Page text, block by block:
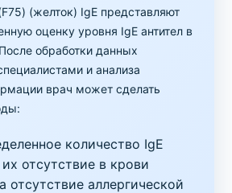
(желток) IgE представляют
оценку уровня IgE антител в
обработки данных
и анализа
врач может сделать
количество IgE
отсутствие в крови
отсутствие аллергической